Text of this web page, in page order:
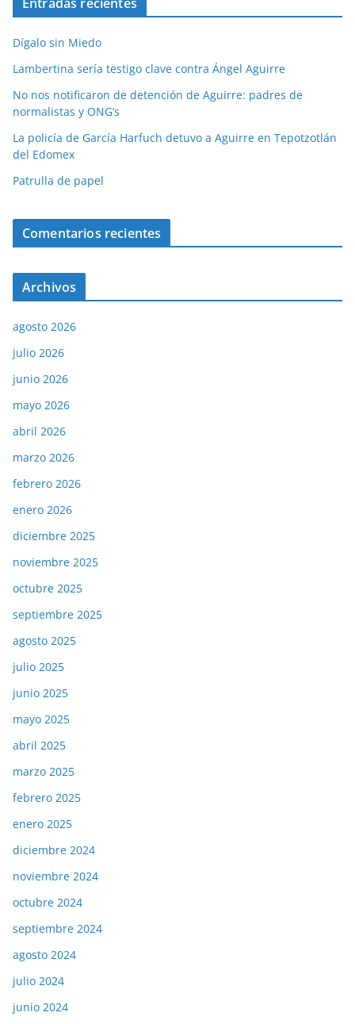
Dígalo sin Miedo
Lambertina sería testigo clave contra Ángel Aguirre
No nos notificaron de detención de Aguirre: padres de
normalistas y ONG’s
La policía de García Harfuch detuvo a Aguirre en Tepotzotlán
del Edomex
Patrulla de papel
Comentarios recientes
Archivos
agosto 2026
julio 2026
junio 2026
mayo 2026
abril 2026
marzo 2026
febrero 2026
enero 2026
diciembre 2025
noviembre 2025
octubre 2025
septiembre 2025
agosto 2025
julio 2025
junio 2025
mayo 2025
abril 2025
marzo 2025
febrero 2025
enero 2025
diciembre 2024
noviembre 2024
octubre 2024
septiembre 2024
agosto 2024
julio 2024
junio 2024